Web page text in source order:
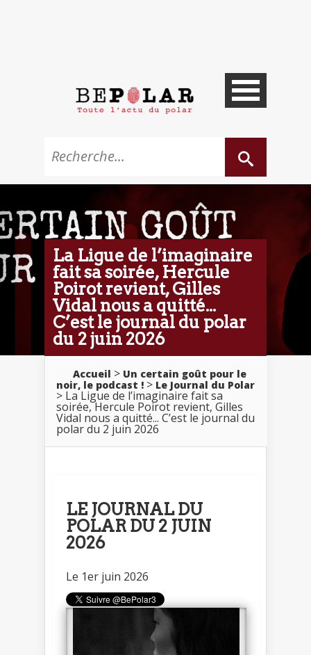
La Ligue de l’imaginaire
fait sa soirée, Hercule
Poirot revient, Gilles
Vidal nous a quitté...
C’est le journal du polar
du 2 juin 2026
Accueil > Un certain goût pour le
noir, le podcast ! > Le Journal du Polar
> La Ligue de l’imaginaire fait sa
soirée, Hercule Poirot revient, Gilles
Vidal nous a quitté... C’est le journal du
polar du 2 juin 2026
LE JOURNAL DU
POLAR DU 2 JUIN
2026
Le 1er juin 2026